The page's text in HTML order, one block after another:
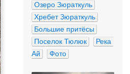
Озеро Зюраткуль
Хребет Зюраткуль
Большие притёсы
Поселок Тюлюк
Река
Ай
Фото